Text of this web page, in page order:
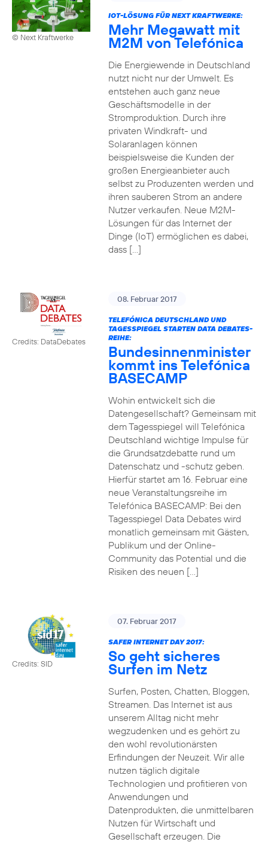
© Next Kraftwerke
IOT-LÖSUNG FÜR NEXT KRAFTWERKE:
Mehr Megawatt mit
M2M von Telefónica
Die Energiewende in Deutschland
nutzt nicht nur der Umwelt. Es
entstehen auch ganz neue
Geschäftsmodelle in der
Stromproduktion. Durch ihre
privaten Windkraft- und
Solaranlagen können
beispielsweise die Kunden der
großen Energieanbieter auch
selbst zu Produzenten werden und
ihren sauberen Strom an andere
Nutzer verkaufen. Neue M2M-
Lösungen für das Internet der
Dinge (IoT) ermöglichen es dabei,
dass […]
Credits: DataDebates
08. Februar 2017
TELEFÓNICA DEUTSCHLAND UND
TAGESSPIEGEL STARTEN DATA DEBATES-
REIHE:
Bundesinnenminister
kommt ins Telefónica
BASECAMP
Wohin entwickelt sich die
Datengesellschaft? Gemeinsam mit
dem Tagesspiegel will Telefónica
Deutschland wichtige Impulse für
die Grundsatzdebatte rund um
Datenschatz und -schutz geben.
Hierfür startet am 16. Februar eine
neue Veranstaltungsreihe im
Telefónica BASECAMP: Bei den
Tagesspiegel Data Debates wird
monatlich gemeinsam mit Gästen,
Publikum und der Online-
Community das Potential und die
Risiken des neuen […]
Credits: SID
07. Februar 2017
SAFER INTERNET DAY 2017:
So geht sicheres
Surfen im Netz
Surfen, Posten, Chatten, Bloggen,
Streamen. Das Internet ist aus
unserem Alltag nicht mehr
wegzudenken und es gehört zu
den wohl revolutionärsten
Erfindungen der Neuzeit. Wir alle
nutzen täglich digitale
Technologien und profitieren von
Anwendungen und
Datenprodukten, die unmittelbaren
Nutzen für Wirtschaft und
Gesellschaft erzeugen. Die